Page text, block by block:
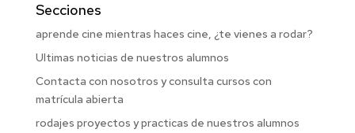
Secciones
aprende cine mientras haces cine, ¿te vienes a rodar?
Ultimas noticias de nuestros alumnos
Contacta con nosotros y consulta cursos con
matrícula abierta
rodajes proyectos y practicas de nuestros alumnos